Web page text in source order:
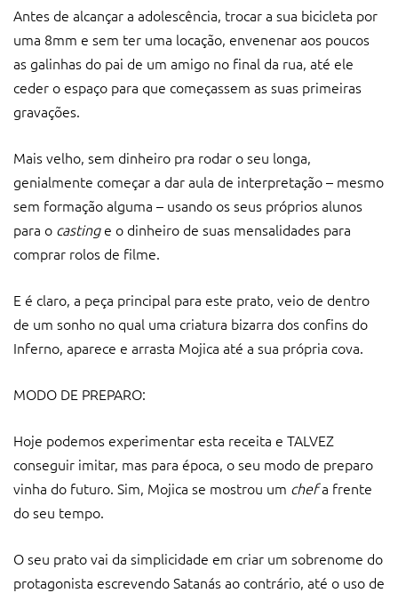
Antes de alcançar a adolescência, trocar a sua bicicleta por
uma 8mm e sem ter uma locação, envenenar aos poucos
as galinhas do pai de um amigo no final da rua, até ele
ceder o espaço para que começassem as suas primeiras
gravações.
Mais velho, sem dinheiro pra rodar o seu longa,
genialmente começar a dar aula de interpretação – mesmo
sem formação alguma – usando os seus próprios alunos
para o castinge o dinheiro de suas mensalidades para
comprar rolos de filme.
E é claro, a peça principal para este prato, veio de dentro
de um sonho no qual uma criatura bizarra dos confins do
Inferno, aparece e arrasta Mojica até a sua própria cova.
MODO DE PREPARO:
Hoje podemos experimentar esta receita e TALVEZ
conseguir imitar, mas para época, o seu modo de preparo
vinha do futuro. Sim, Mojica se mostrou um chefa frente
do seu tempo.
O seu prato vai da simplicidade em criar um sobrenome do
protagonista escrevendo Satanás ao contrário, até o uso de